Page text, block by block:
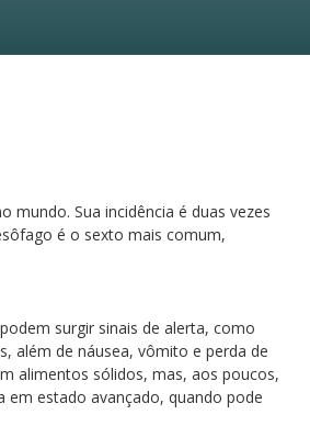
Sua incidência é duas vezes
é o sexto mais comum,
surgir sinais de alerta, como
além de náusea, vômito e perda de
alimentos sólidos, mas, aos poucos,
em estado avançado, quando pode